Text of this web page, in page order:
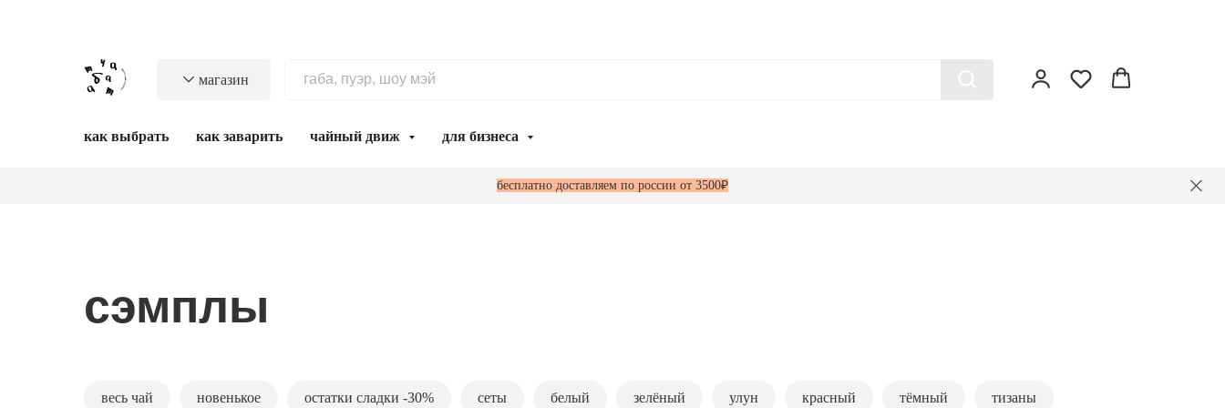
магазин
как выбрать как заварить чайный движ для бизнеса
бесплатно доставляем по россии от 3500₽
сэмплы
весь чай новенькое остатки сладки -30% сеты белый зелёный улун красный тёмный тизаны